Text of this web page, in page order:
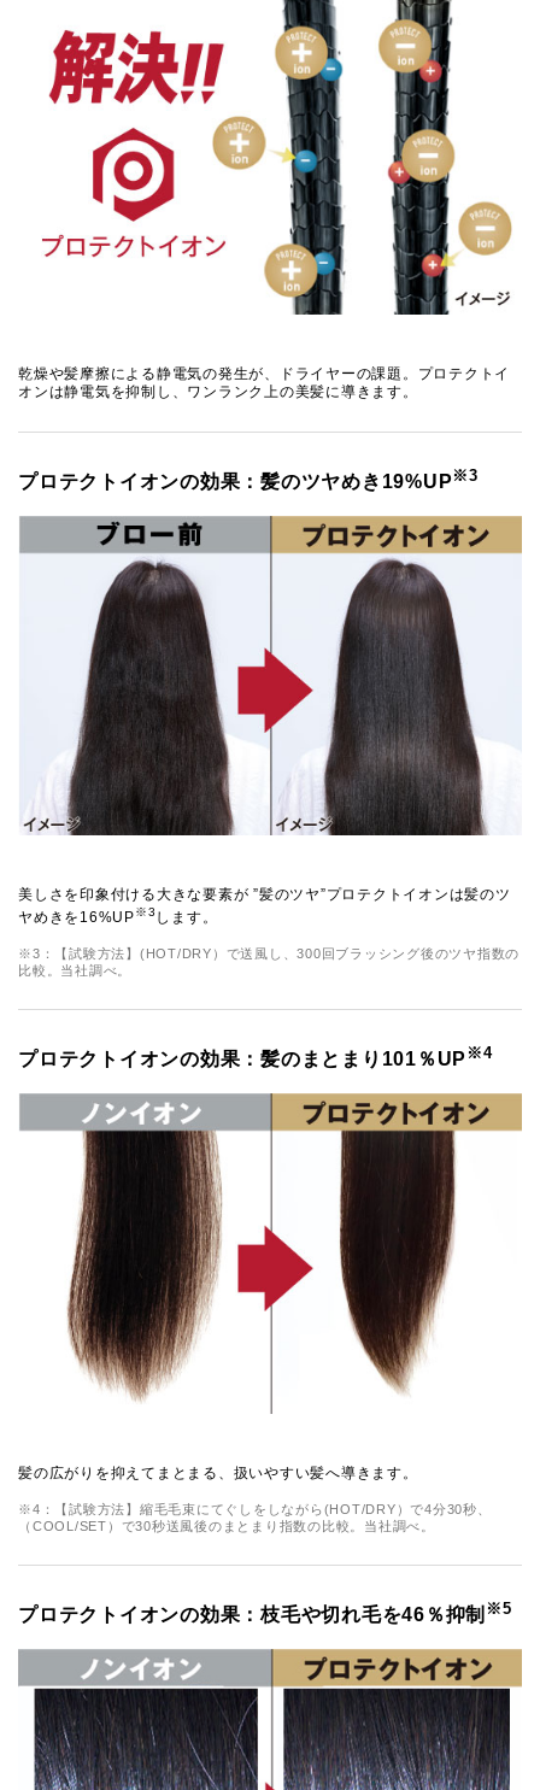
乾燥や髪摩擦による静電気の発生が、ドライヤーの課題。プロテクトイ
オンは静電気を抑制し、ワンランク上の美髪に導きます。
プロテクトイオンの効果：髪のツヤめき19%UP ※3
美しさを印象付ける大きな要素が ”髪のツヤ”プロテクトイオンは髪のツ
ヤめきを16%UP※3 します。
※3：【試験方法】(HOT/DRY）で送風し、300回ブラッシング後のツヤ指数の
比較。当社調べ。
プロテクトイオンの効果：髪のまとまり101％UP ※4
髪の広がりを抑えてまとまる、扱いやすい髪へ導きます。
※4：【試験方法】縮毛毛束にてぐしをしながら(HOT/DRY）で4分30秒、
（COOL/SET）で30秒送風後のまとまり指数の比較。当社調べ。
プロテクトイオンの効果：枝毛や切れ毛を46％抑制 ※5